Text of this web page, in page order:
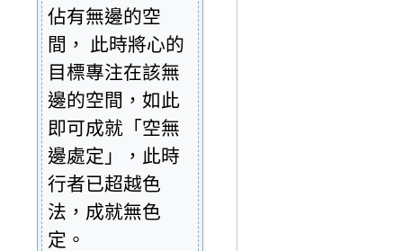
佔有無邊的空
間， 此時將心的
目標專注在該無
邊的空間，如此
即可成就「空無
邊處定」，此時
行者已超越色
法，成就無色
定。